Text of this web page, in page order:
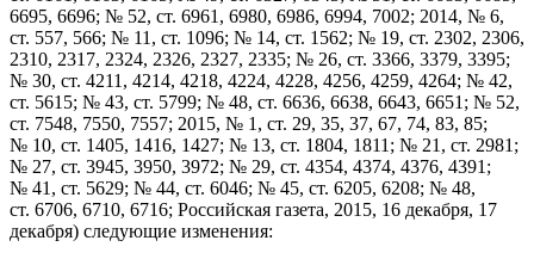
6695, 6696; № 52, ст. 6961, 6980, 6986, 6994, 7002; 2014, № 6,
ст. 557, 566; № 11, ст. 1096; № 14, ст. 1562; № 19, ст. 2302, 2306,
2310, 2317, 2324, 2326, 2327, 2335; № 26, ст. 3366, 3379, 3395;
№ 30, ст. 4211, 4214, 4218, 4224, 4228, 4256, 4259, 4264; № 42,
ст. 5615; № 43, ст. 5799; № 48, ст. 6636, 6638, 6643, 6651; № 52,
ст. 7548, 7550, 7557; 2015, № 1, ст. 29, 35, 37, 67, 74, 83, 85;
№ 10, ст. 1405, 1416, 1427; № 13, ст. 1804, 1811; № 21, ст. 2981;
№ 27, ст. 3945, 3950, 3972; № 29, ст. 4354, 4374, 4376, 4391;
№ 41, ст. 5629; № 44, ст. 6046; № 45, ст. 6205, 6208; № 48,
ст. 6706, 6710, 6716; Российская газета, 2015, 16 декабря, 17
декабря) следующие изменения: